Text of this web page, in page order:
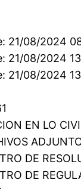
21/08/2024
21/08/2024
21/08/2024
EN LO
DE
DE